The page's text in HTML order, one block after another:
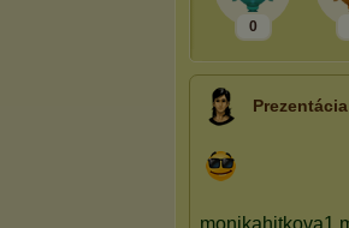
0
Prezentácia